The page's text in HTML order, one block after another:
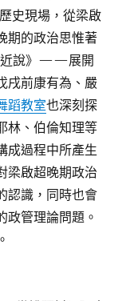
史現場，從梁啟
期的政治思惟著
近說》——展開
戌前康有為、嚴
蹈教室也深刻探
林、伯倫知理等
成過程中所產生
梁啟超晚期政治
認識，同時也會
政管理論問題。